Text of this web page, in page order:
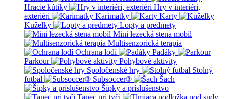
Hracie kútiky
Hry v interiéri,
exteriéri
Karimatky
Karty
Kuželky
Lopty a predmety
Mini lezecká stena mobil
Multisenzorická terapia
Ochrana lodí
Padáky
Parkour
Pohybové aktivity
Spoločenské hry
Stolný
futbal
Subsoccer®
Šach
Šípky a príslušenstvo
Tanec pri tyči